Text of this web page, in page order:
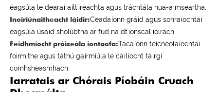
éagsúla le dearaí ailtireachta agus tráchtála nua-aimseartha.
Inoiriúnaitheacht láidir:Ceadaíonn gráid agus sonraíochtaí
éagsúla úsáid sholúbtha ar fud na dtionscal iolrach.
Feidhmíocht próiseála iontaofa:Tacaíonn teicneolaíochtaí
foirmithe agus táthú gairmiúla le cáilíocht táirgí
comhsheasmhach.
Iarratais ar Chórais Píobáin Cruach